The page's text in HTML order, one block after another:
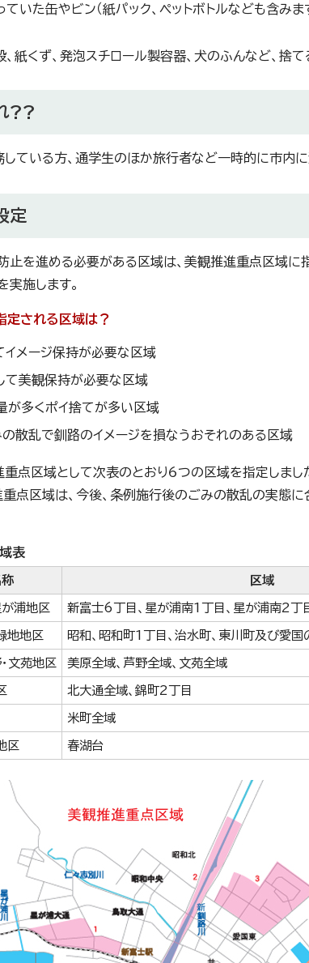
いた缶やビン（紙パック、ペットボトルなども含みま
、紙くず、発泡スチロール製容器、犬のふんなど、捨
??
している方、通学生のほか旅行者など一時的に市内に
定
止を進める必要がある区域は、美観推進重点区域に
施します。
定される区域は？
イメージ保持が必要な区域
て美観保持が必要な区域
が多くポイ捨てが多い区域
の散乱で釧路のイメージを損なうおそれのある区域
重点区域として次表のとおり6つの区域を指定しま
重点区域は、今後、条例施行後のごみの散乱の実態
表
区域
が浦地区 新富士6丁目、星が浦南1丁目、星が浦南2丁
地地区 昭和、昭和町1丁目、治水町、東川町及び愛
文苑地区 美原全域、芦野全域、文苑全域
北大通全域、錦町2丁目
米町全域
区 春湖台